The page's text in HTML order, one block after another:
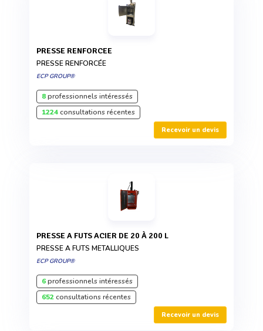
PRESSE RENFORCEE
PRESSE RENFORCÉE
ECP GROUP®
8professionnels intéressés
1224consultations récentes
Recevoir un devis
PRESSE A FUTS ACIER DE 20 À 200 L
PRESSE A FUTS METALLIQUES
ECP GROUP®
6professionnels intéressés
652consultations récentes
Recevoir un devis